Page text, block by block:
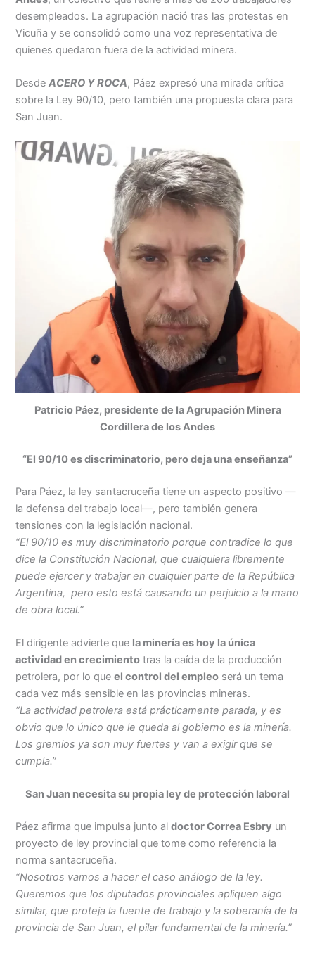
desempleados. La agrupación nació tras las protestas en
Vicuña y se consolidó como una voz representativa de
quienes quedaron fuera de la actividad minera.
DesdeACERO Y ROCA, Páez expresó una mirada crítica
sobre la Ley 90/10, pero también una propuesta clara para
San Juan.
Patricio Páez, presidente de la Agrupación Minera
Cordillera de los Andes
“El 90/10 es discriminatorio, pero deja una enseñanza”
Para Páez, la ley santacruceña tiene un aspecto positivo —
la defensa del trabajo local—, pero también genera
tensiones con la legislación nacional.
“El 90/10 es muy discriminatorio porque contradice lo que
dice la Constitución Nacional, que cualquiera libremente
puede ejercer y trabajar en cualquier parte de la República
Argentina, pero esto está causando un perjuicio a la mano
de obra local.”
El dirigente advierte que la minería es hoy la única
actividad en crecimiento tras la caída de la producción
petrolera, por lo queel control del empleo será un tema
cada vez más sensible en las provincias mineras.
“La actividad petrolera está prácticamente parada, y es
obvio que lo único que le queda al gobierno es la minería.
Los gremios ya son muy fuertes y van a exigir que se
cumpla.”
San Juan necesita su propia ley de protección laboral
Páez afirma que impulsa junto aldoctor Correa Esbry un
proyecto de ley provincial que tome como referencia la
norma santacruceña.
“Nosotros vamos a hacer el caso análogo de la ley.
Queremos que los diputados provinciales apliquen algo
similar, que proteja la fuente de trabajo y la soberanía de la
provincia de San Juan, el pilar fundamental de la minería.”